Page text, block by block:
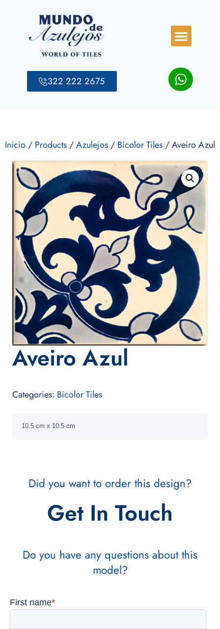
322 222 2675
Inicio/ Products/Azulejos/ Bicolor Tiles/ Aveiro Azul
Aveiro Azul
Categories: Bicolor Tiles
10.5 cm x 10.5 cm
Did you want to order this design?
Get In Touch
Do you have any questions about this
model?